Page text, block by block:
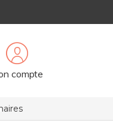
compte